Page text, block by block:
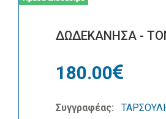
ΔΩΔΕΚΑΝΗΣΑ -
180.00
Συγγραφέας: